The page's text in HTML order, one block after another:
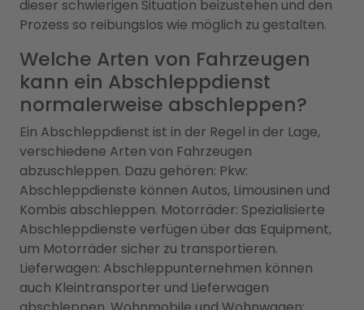
dieser schwierigen Situation beizustehen und den
Prozess so reibungslos wie möglich zu gestalten.
Welche Arten von Fahrzeugen
kann ein Abschleppdienst
normalerweise abschleppen?
Ein Abschleppdienst ist in der Regel in der Lage,
verschiedene Arten von Fahrzeugen
abzuschleppen. Dazu gehören: Pkw:
Abschleppdienste können Autos, Limousinen und
Kombis abschleppen. Motorräder: Spezialisierte
Abschleppdienste verfügen über das Equipment,
um Motorräder sicher zu transportieren.
Lieferwagen: Abschleppunternehmen können
auch Kleintransporter und Lieferwagen